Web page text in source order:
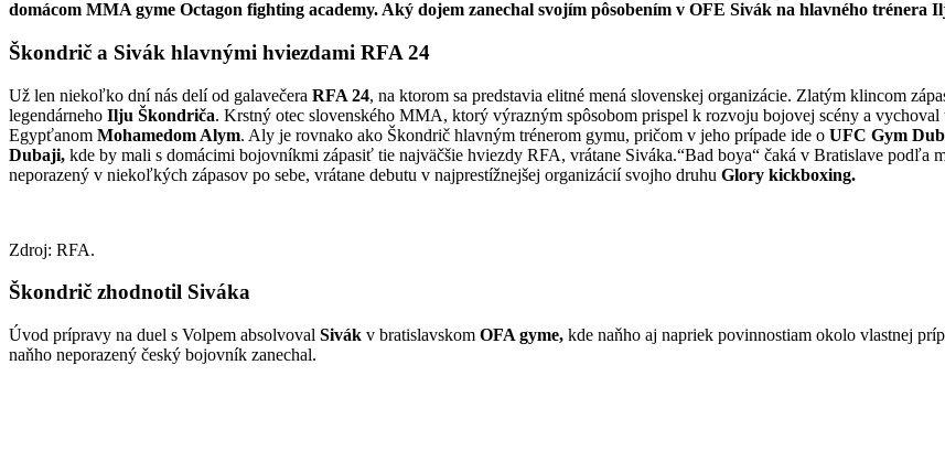
domácom MMA gyme Octagon fighting academy. Aký dojem zanechal svojím pôsobením v OFE Sivák na hlavného trénera
Škondrič a Sivák hlavnými hviezdami RFA 24
Už len niekoľko dní nás delí od galavečera RFA 24, na ktorom sa predstavia elitné mená slovenskej organizácie. Zlatým klincom
legendárneho Ilju Škondriča. Krstný otec slovenského MMA, ktorý výrazným spôsobom prispel k rozvoju bojovej scény a
Egypťanom Mohamedom Alym. Aly je rovnako ako Škondrič hlavným trénerom gymu, pričom v jeho prípade ide o UFC Gym
Dubaji, kde by mali s domácimi bojovníkmi zápasiť tie najväčšie hviezdy RFA, vrátane Siváka.“Bad boya“ čaká v Bratislave podľa
neporazený v niekoľkých zápasov po sebe, vrátane debutu v najprestížnejšej organizácií svojho druhu Glory kickboxing.
Zdroj: RFA.
Škondrič zhodnotil Siváka
Úvod prípravy na duel s Volpem absolvoval Sivák v bratislavskom OFA gyme, kde naňho aj napriek povinnostiam okolo vlastnej
naňho neporazený český bojovník zanechal.